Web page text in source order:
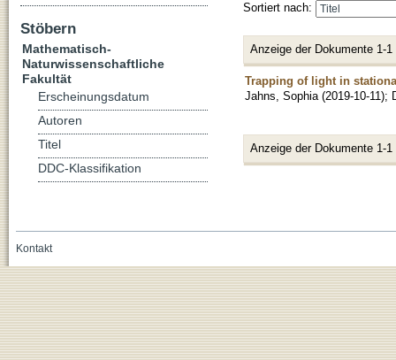
Sortiert nach:
Anzeige der Dokumente 1-1
Trapping of light in
Jahns, Sophia (2019-10-11);
Anzeige der Dokumente 1-1
Stöbern
Mathematisch-
Naturwissenschaftliche
Fakultät
Erscheinungsdatum
Autoren
Titel
DDC-Klassifikation
Kontakt